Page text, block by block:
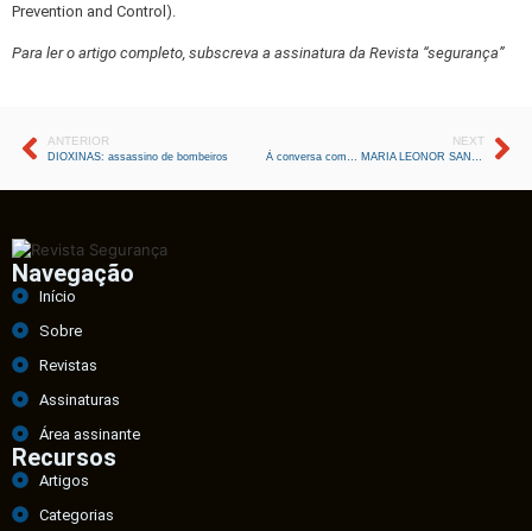
Prevention and Control).
Para ler o artigo completo, subscreva a assinatura da Revista “segurança”
ANTERIOR
DIOXINAS: assassino de bombeiros
NEXT
À conversa com… MARIA LEONOR SANTOS DO CARMO
Navegação
Início
Sobre
Revistas
Assinaturas
Área assinante
Recursos
Artigos
Categorias